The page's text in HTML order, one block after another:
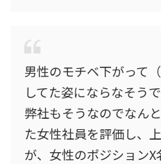
男性のモチベ下がって
してた姿にならなそう
弊社もそうなのでなん
た女性社員を評価し、
が、女性のポジション